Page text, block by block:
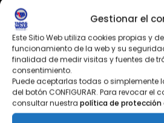
Gestionar el
Este Sitio Web utiliza cookies propias y
funcionamiento de la web y su
finalidad de medir visitas y fuentes de
consentimiento.
Puede aceptarlas todas o simplemente
del botón CONFIGURAR. Para revocar el
consultar nuestra política de protección
Pol. Ezcabarte calle S Nº12
31194 Oricain - Navarra